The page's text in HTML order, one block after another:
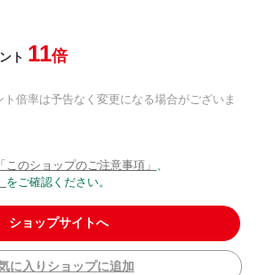
ト 11倍
倍率は予告なく変更になる場合がございま
「このショップのご注意事項」 、
をご確認ください。
ショップサイトへ
に入りショップに追加